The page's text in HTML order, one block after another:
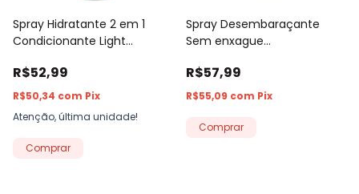
Spray Hidratante 2 em 1
Condicionante Light
R$52,99
R$50,34 com Pix
Atenção, última unidade!
Spray Desembaraçante
Sem enxague
Intensiva Acquaflora 240ml
R$57,99
R$55,09 com Pix